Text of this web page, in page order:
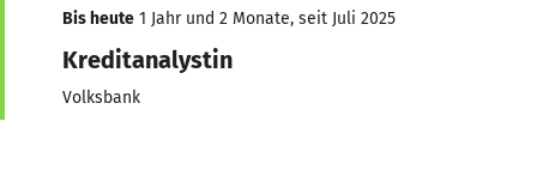
Bis heute 1 Jahr und 2 Monate, seit Juli 2025
Kreditanalystin
Volksbank